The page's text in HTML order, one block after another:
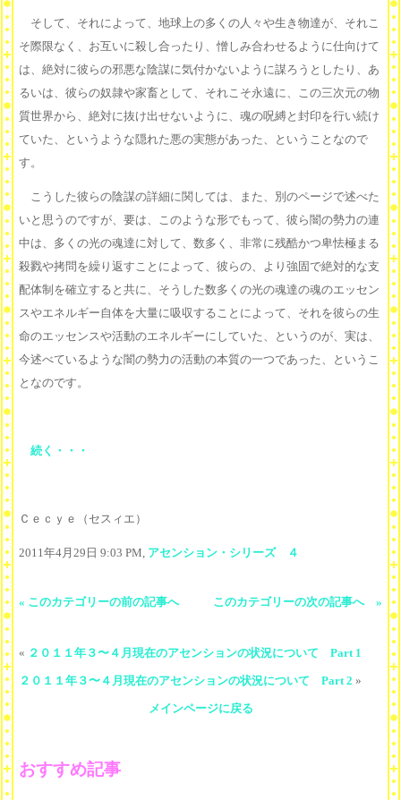
そして、それによって、地球上の多くの人々や生き物達が、それこ
そ際限なく、お互いに殺し合ったり、憎しみ合わせるように仕向けて
は、絶対に彼らの邪悪な陰謀に気付かないように謀ろうとしたり、あ
るいは、彼らの奴隷や家畜として、それこそ永遠に、この三次元の物
質世界から、絶対に抜け出せないように、魂の呪縛と封印を行い続け
ていた、というような隠れた悪の実態があった、ということなので
す。
こうした彼らの陰謀の詳細に関しては、また、別のページで述べた
いと思うのですが、要は、このような形でもって、彼ら闇の勢力の連
中は、多くの光の魂達に対して、数多く、非常に残酷かつ卑怯極まる
殺戮や拷問を繰り返すことによって、彼らの、より強固で絶対的な支
配体制を確立すると共に、そうした数多くの光の魂達の魂のエッセン
スやエネルギー自体を大量に吸収することによって、それを彼らの生
命のエッセンスや活動のエネルギーにしていた、というのが、実は、
今述べているような闇の勢力の活動の本質の一つであった、というこ
となのです。
続く・・・
Ｃｅｃｙｅ（セスィエ）
2011年4月29日 9:03 PM, アセンション・シリーズ ４
« このカテゴリーの前の記事へ このカテゴリーの次の記事へ »
« ２０１１年３〜４月現在のアセンションの状況について Part 1
２０１１年３〜４月現在のアセンションの状況について Part 2 »
メインページに戻る
おすすめ記事